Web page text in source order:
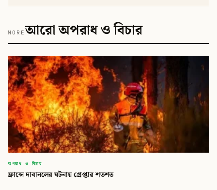
MOREআরো অপরাধ ও বিচার
অপরাধ ও বিচার
ফ্রান্সে দাবানলের ঘটনায় গ্রেপ্তার শতশত